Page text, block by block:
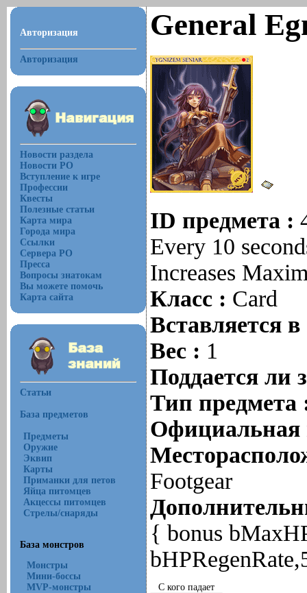
Авторизация
Авторизация
Новости раздела
Новости РО
Вступление к игре
Профессии
Квесты
Полезные статьи
Карта мира
Города мира
Ссылки
Сервера РО
Пресса
Вопросы знатокам
Вы можете помочь
Карта сайта
Статьи
База предметов
Предметы
Оружие
Эквип
Карты
Приманки для петов
Яйца питомцев
Акцессы питомцев
Стрелы/снаряды
База монстров
Монстры
Мини-боссы
MVP-монстры
General
ID предмета :
Every 10
Increases
Класс : Card
Вставляется
Вес : 1
Поддается ли
Тип
Footgear
{ bonus
С кого падает